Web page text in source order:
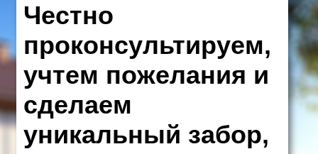
Честно
проконсультируем,
учтем пожелания и
сделаем
уникальный забор,